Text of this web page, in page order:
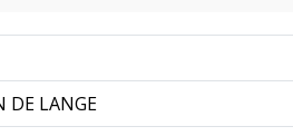
DE LANGE